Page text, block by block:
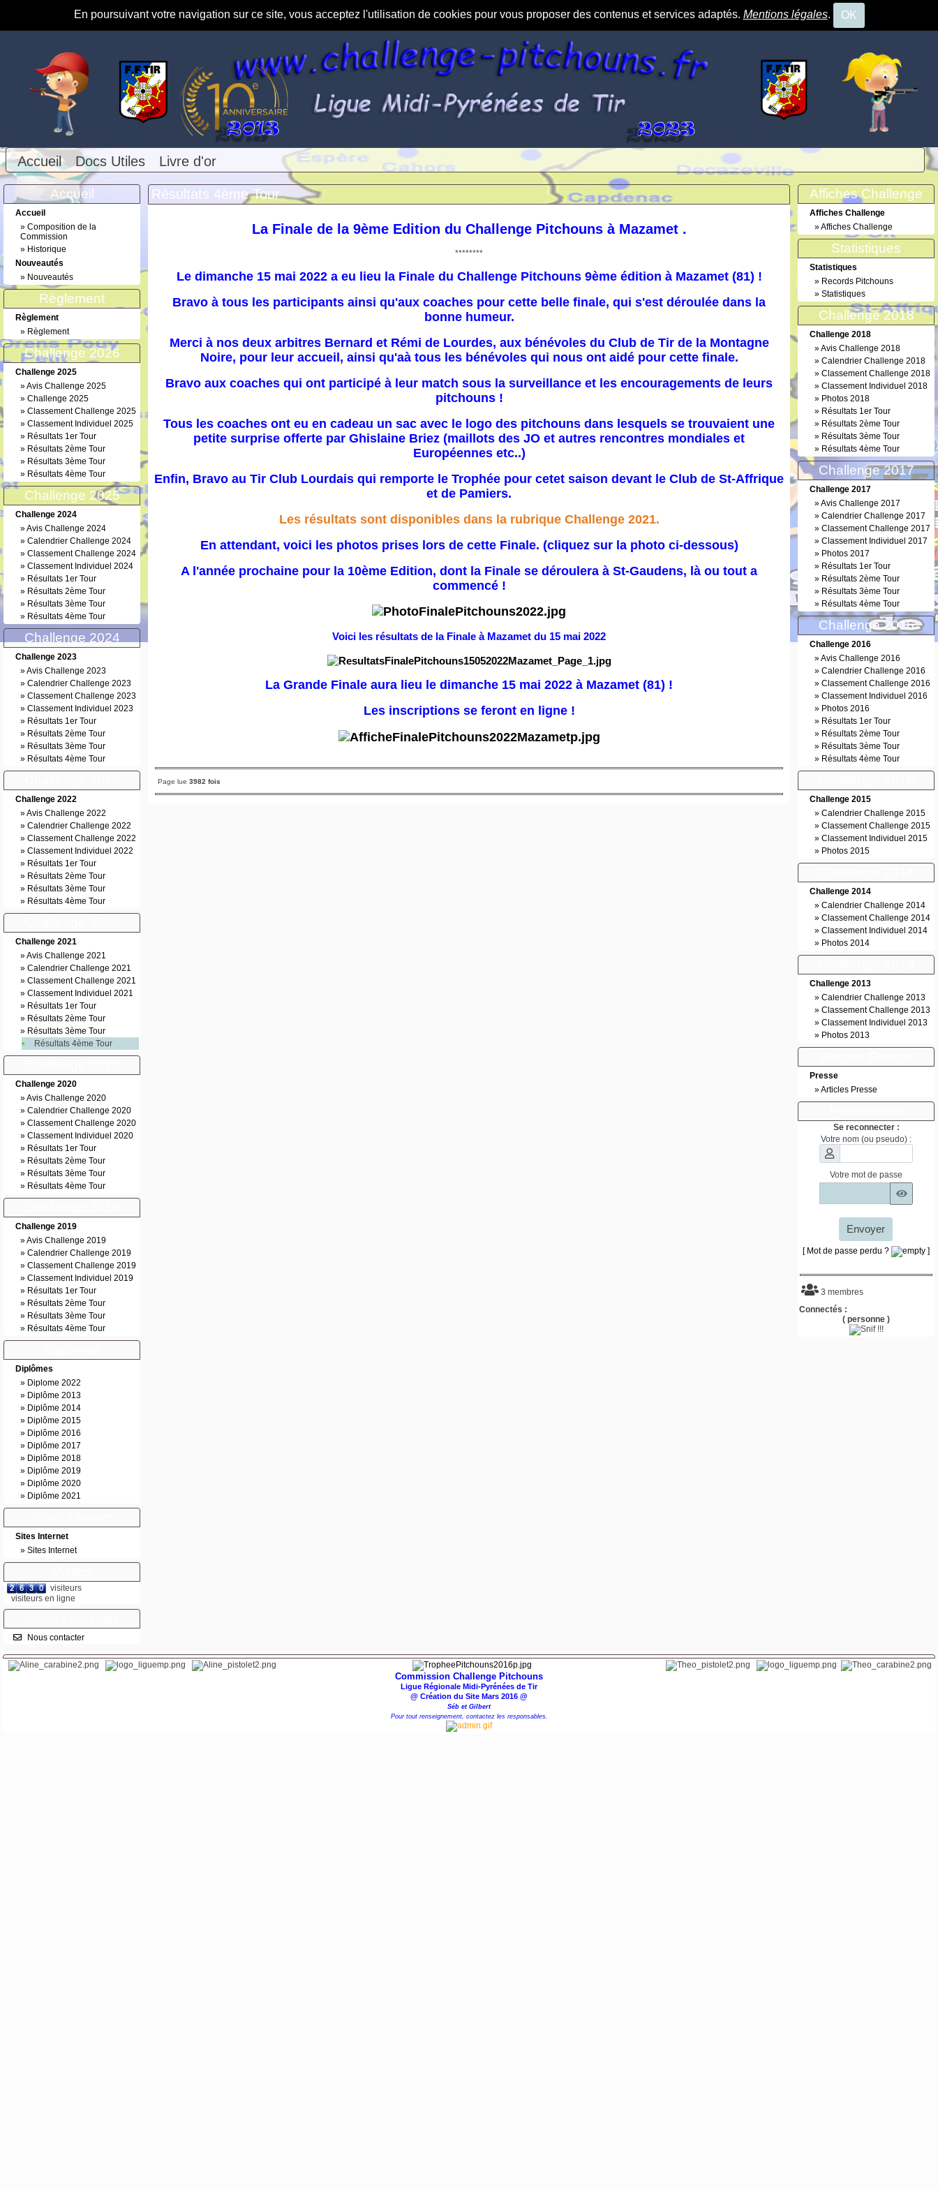
En poursuivant votre navigation sur ce site, vous acceptez l'utilisation de cookies pour vous proposer des contenus et services adaptés. Mentions légales. OK
Accueil Docs Utiles Livre d'or
Accueil
Accueil
» Composition de la
Commission
» Historique
Nouveautés
» Nouveautés
Règlement
Règlement
» Règlement
Challenge 2026
Challenge 2025
»Avis Challenge 2025
» Challenge 2025
» Classement Challenge 2025
» Classement Individuel 2025
» Résultats 1er Tour
» Résultats 2ème Tour
» Résultats 3ème Tour
» Résultats 4ème Tour
Challenge 2025
Challenge 2024
»Avis Challenge 2024
» Calendrier Challenge 2024
» Classement Challenge 2024
» Classement Individuel 2024
» Résultats 1er Tour
» Résultats 2ème Tour
» Résultats 3ème Tour
» Résultats 4ème Tour
Challenge 2024
Challenge 2023
»Avis Challenge 2023
» Calendrier Challenge 2023
» Classement Challenge 2023
» Classement Individuel 2023
» Résultats 1er Tour
» Résultats 2ème Tour
» Résultats 3ème Tour
» Résultats 4ème Tour
Challenge 2022
»Avis Challenge 2022
» Calendrier Challenge 2022
» Classement Challenge 2022
» Classement Individuel 2022
» Résultats 1er Tour
» Résultats 2ème Tour
» Résultats 3ème Tour
» Résultats 4ème Tour
Challenge 2021
»Avis Challenge 2021
» Calendrier Challenge 2021
» Classement Challenge 2021
» Classement Individuel 2021
» Résultats 1er Tour
» Résultats 2ème Tour
» Résultats 3ème Tour
Résultats 4ème Tour
Challenge 2020
»Avis Challenge 2020
» Calendrier Challenge 2020
» Classement Challenge 2020
» Classement Individuel 2020
» Résultats 1er Tour
» Résultats 2ème Tour
» Résultats 3ème Tour
» Résultats 4ème Tour
Challenge 2019
»Avis Challenge 2019
» Calendrier Challenge 2019
» Classement Challenge 2019
» Classement Individuel 2019
» Résultats 1er Tour
» Résultats 2ème Tour
» Résultats 3ème Tour
» Résultats 4ème Tour
Diplômes
» Diplome 2022
» Diplôme 2013
» Diplôme 2014
» Diplôme 2015
» Diplôme 2016
» Diplôme 2017
» Diplôme 2018
» Diplôme 2019
» Diplôme 2020
» Diplôme 2021
Sites Internet
» Sites Internet
visiteurs
visiteurs en ligne
Nous contacter
Résultats 4ème Tour
La Finale de la 9ème Edition du Challenge Pitchouns à Mazamet .
********
Le dimanche 15 mai 2022 a eu lieu la Finale du Challenge Pitchouns 9ème édition à Mazamet (81) !
Bravo à tous les participants ainsi qu'aux coaches pour cette belle finale, qui s'est déroulée dans la
bonne humeur.
Merci à nos deux arbitres Bernard et Rémi de Lourdes, aux bénévoles du Club de Tir de la Montagne
Noire, pour leur accueil, ainsi qu'aà tous les bénévoles qui nous ont aidé pour cette finale.
Bravo aux coaches qui ont participé à leur match sous la surveillance et les encouragements de leurs
pitchouns !
Tous les coaches ont eu en cadeau un sac avec le logo des pitchouns dans lesquels se trouvaient une
petite surprise offerte par Ghislaine Briez (maillots des JO et autres rencontres mondiales et
Européennes etc..)
Enfin, Bravo au Tir Club Lourdais qui remporte le Trophée pour cetet saison devant le Club de St-Affrique
et de Pamiers.
Les résultats sont disponibles dans la rubrique Challenge 2021.
En attendant, voici les photos prises lors de cette Finale. (cliquez sur la photo ci-dessous)
A l'année prochaine pour la 10ème Edition, dont la Finale se déroulera à St-Gaudens, là ou tout a
commencé !
Voici les résultats de la Finale à Mazamet du 15 mai 2022
La Grande Finale aura lieu le dimanche 15 mai 2022 à Mazamet (81) !
Les inscriptions se feront en ligne !
Page lue 3982 fois
Affiches Challenge
Affiches Challenge
»Affiches Challenge
Statistiques
Statistiques
» Records Pitchouns
» Statistiques
Challenge 2018
Challenge 2018
»Avis Challenge 2018
» Calendrier Challenge 2018
» Classement Challenge 2018
» Classement Individuel 2018
» Photos 2018
» Résultats 1er Tour
» Résultats 2ème Tour
» Résultats 3ème Tour
» Résultats 4ème Tour
Challenge 2017
Challenge 2017
»Avis Challenge 2017
» Calendrier Challenge 2017
» Classement Challenge 2017
» Classement Individuel 2017
» Photos 2017
» Résultats 1er Tour
» Résultats 2ème Tour
» Résultats 3ème Tour
» Résultats 4ème Tour
Challenge 2016
Challenge 2016
»Avis Challenge 2016
» Calendrier Challenge 2016
» Classement Challenge 2016
» Classement Individuel 2016
» Photos 2016
» Résultats 1er Tour
» Résultats 2ème Tour
» Résultats 3ème Tour
» Résultats 4ème Tour
Challenge 2015
» Calendrier Challenge 2015
» Classement Challenge 2015
» Classement Individuel 2015
» Photos 2015
Challenge 2014
» Calendrier Challenge 2014
» Classement Challenge 2014
» Classement Individuel 2014
» Photos 2014
Challenge 2013
» Calendrier Challenge 2013
» Classement Challenge 2013
» Classement Individuel 2013
» Photos 2013
Presse
»Articles Presse
Se reconnecter :
Votre nom (ou pseudo) :
Votre mot de passe
Envoyer
[ Mot de passe perdu ? ]
3 membres
Connectés :
( personne )
Commission Challenge Pitchouns
Ligue Régionale Midi-Pyrénées de Tir
@ Création du Site Mars 2016 @
Séb et Gilbert
Pour tout renseignement, contactez les responsables.